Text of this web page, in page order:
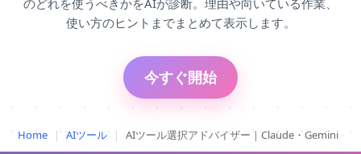
使い方のヒントまでまとめて表示します。
今すぐ開始
Home | AIツール | AIツール選択アドバイザー｜Claude・Gemini・